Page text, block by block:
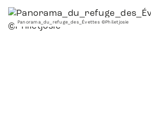
Panorama_du_refuge_des_Évettes ©Philetjosie